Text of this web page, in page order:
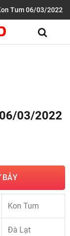
Tum 06/03/2022
06/03/2022
BẢY
Kon Tum
Đà Lạt